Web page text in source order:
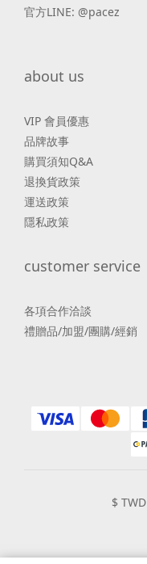
官方LINE: @pacez
about us
VIP 會員優惠
品牌故事
購買須知Q&A
退換貨政策
運送政策
隱私政策
customer service
各項合作洽談
禮贈品/加盟/團購/經銷
$ TWD